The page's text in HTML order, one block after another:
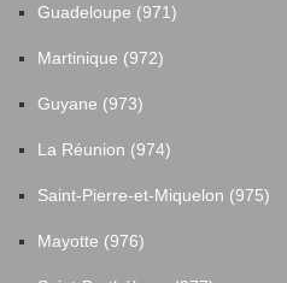
Guadeloupe (971)
Martinique (972)
Guyane (973)
La Réunion (974)
Saint-Pierre-et-Miquelon (975)
Mayotte (976)